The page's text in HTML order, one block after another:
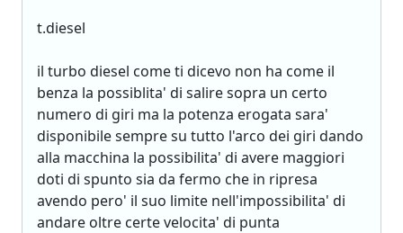
t.diesel
il turbo diesel come ti dicevo non ha come il
benza la possiblita' di salire sopra un certo
numero di giri ma la potenza erogata sara'
disponibile sempre su tutto l'arco dei giri dando
alla macchina la possibilita' di avere maggiori
doti di spunto sia da fermo che in ripresa
avendo pero' il suo limite nell'impossibilita' di
andare oltre certe velocita' di punta